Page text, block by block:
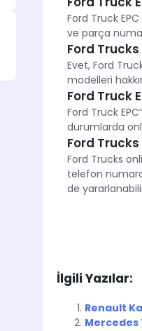
Ford Truck
ve parça
Ford
Evet, Ford
modelleri
Ford Truck
Ford Truck
durumlarda
Ford
Ford Trucks
telefon
de
İlgili Yazılar:
Renault
Mercedes